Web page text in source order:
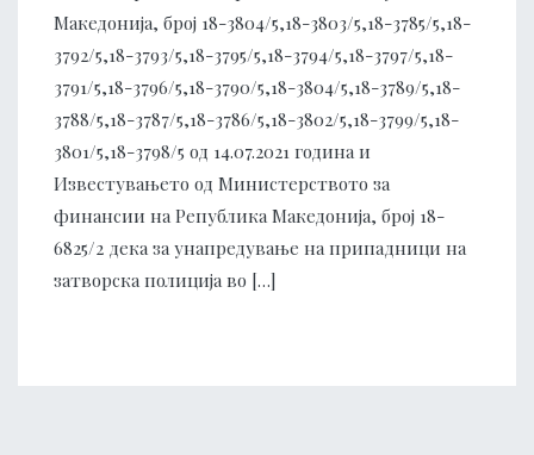
Македонија, број 18-3804/5,18-3803/5,18-3785/5,18-
3792/5,18-3793/5,18-3795/5,18-3794/5,18-3797/5,18-
3791/5,18-3796/5,18-3790/5,18-3804/5,18-3789/5,18-
3788/5,18-3787/5,18-3786/5,18-3802/5,18-3799/5,18-
3801/5,18-3798/5 од 14.07.2021 година и
Известувањето од Министерството за
финансии на Република Македонија, број 18-
6825/2 дека за унапредување на припадници на
затворска полиција во […]